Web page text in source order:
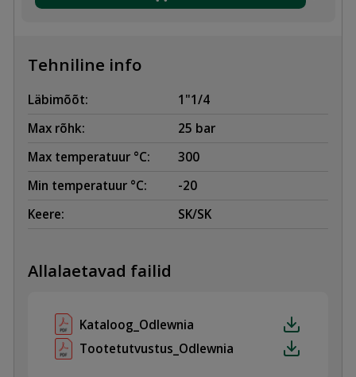
Tehniline info
Läbimõõt:
1"1/4
Max rõhk:
25 bar
Max temperatuur °C:
300
Min temperatuur °C:
-20
Keere:
SK/SK
Allalaetavad failid
Kataloog_Odlewnia
Tootetutvustus_Odlewnia